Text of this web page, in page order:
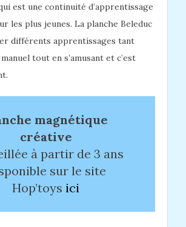
est une continuité d’apprentissage
les plus jeunes. La planche Beleduc
différents apprentissages tant
tout en s’amusant et c’est
magnétique
créative
à partir de 3 ans
sur le site
Hop’toys ici